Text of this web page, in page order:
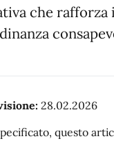
che
28.02.2026
questo